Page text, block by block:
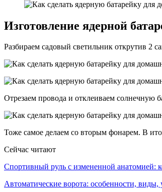
Изготовление ядерной
Разбираем садовый светильник открутив 2
Отрезаем провода и отклеиваем солнечную
Тоже самое делаем со вторым фонарем. В
Сейчас читают
Спортивный руль с измененной анатомией:
Автоматические ворота: особенности,